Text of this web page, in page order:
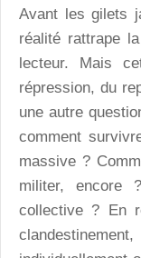
Avant les gilets
réalité rattrape
lecteur. Mais
répression, du
une autre
comment
massive ?
militer, encore
collective ? En